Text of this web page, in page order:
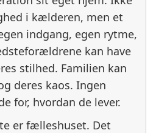
i kælderen, men et
indgang, egen rytme,
kan have
stilhed. Familien kan
deres kaos. Ingen
for, hvordan de lever.
er fælleshuset. Det